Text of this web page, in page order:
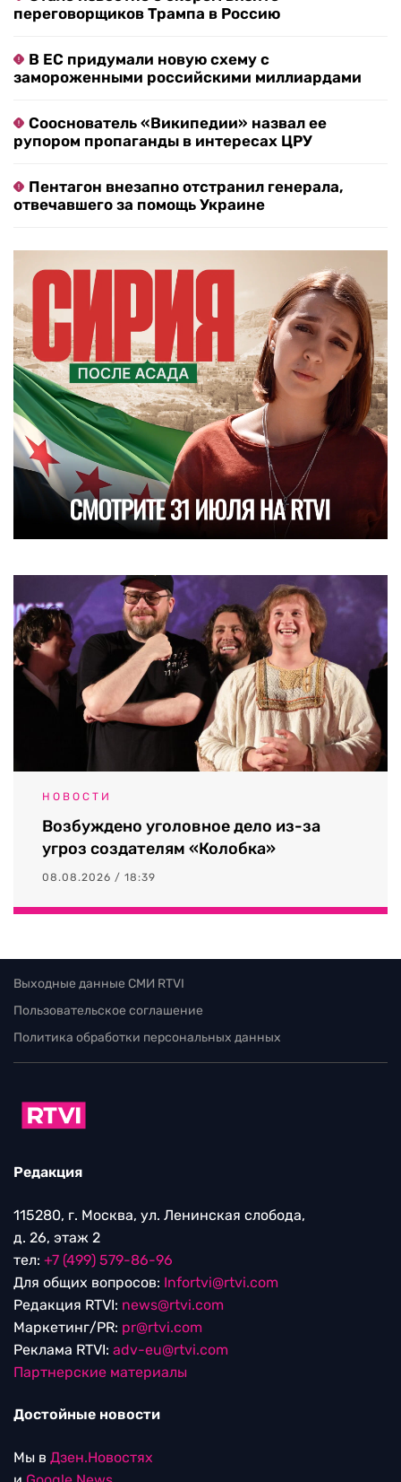
переговорщиков Трампа в Россию
В ЕС придумали новую схему с
замороженными российскими миллиардами
Сооснователь «Википедии» назвал ее
рупором пропаганды в интересах ЦРУ
Пентагон внезапно отстранил генерала,
отвечавшего за помощь Украине
НОВОСТИ
Возбуждено уголовное дело из-за
угроз создателям «Колобка»
08.08.2026 / 18:39
Выходные данные СМИ RTVI
Пользовательское соглашение
Политика обработки персональных данных
Редакция
115280, г. Москва, ул. Ленинская слобода,
д. 26, этаж 2
тел: +7 (499) 579-86-96
Для общих вопросов: Infortvi@rtvi.com
Редакция RTVI: news@rtvi.com
Маркетинг/PR: pr@rtvi.com
Реклама RTVI: adv-eu@rtvi.com
Партнерские материалы
Достойные новости
Мы в Дзен.Новостях